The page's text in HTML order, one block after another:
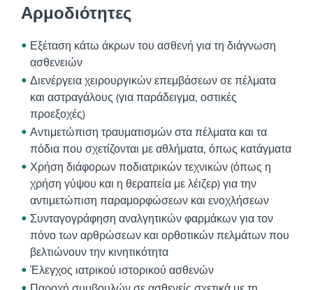
Αρμοδιότητες
Εξέταση κάτω άκρων του ασθενή για τη διάγνωση
ασθενειών
Διενέργεια χειρουργικών επεμβάσεων σε πέλματα
και αστραγάλους (για παράδειγμα, οστικές
προεξοχές)
Αντιμετώπιση τραυματισμών στα πέλματα και τα
πόδια που σχετίζονται με αθλήματα, όπως κατάγματα
Χρήση διάφορων ποδιατρικών τεχνικών (όπως η
χρήση γύψου και η θεραπεία με λέιζερ) για την
αντιμετώπιση παραμορφώσεων και ενοχλήσεων
Συνταγογράφηση αναλγητικών φαρμάκων για τον
πόνο των αρθρώσεων και ορθοτικών πελμάτων που
βελτιώνουν την κινητικότητα
Έλεγχος ιατρικού ιστορικού ασθενών